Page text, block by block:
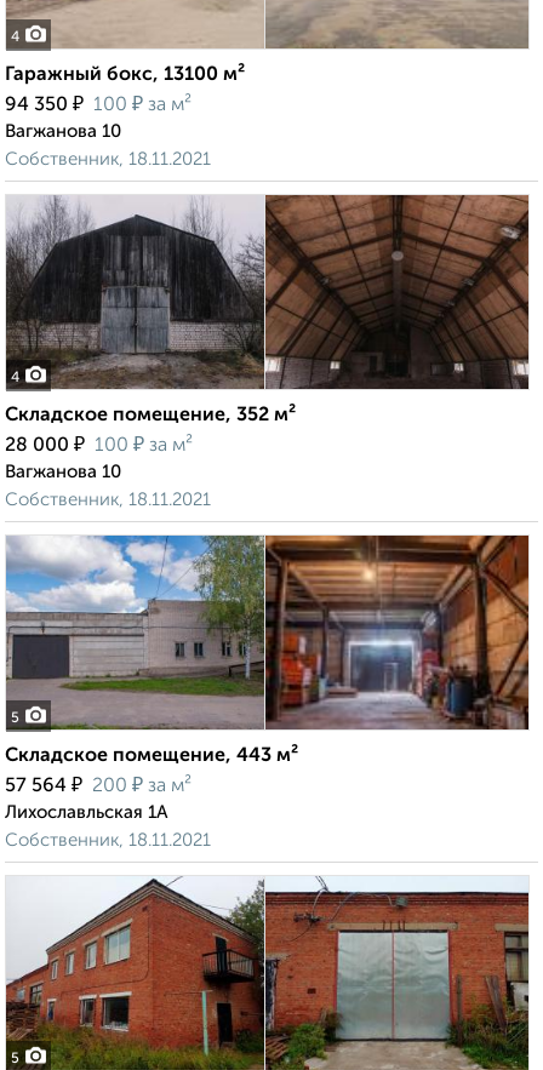
4
Гаражный бокс, 13100 м²
94 350 ₽ 100 ₽ за м²
Вагжанова 10
Собственник, 18.11.2021
4
Складское помещение, 352 м²
28 000 ₽ 100 ₽ за м²
Вагжанова 10
Собственник, 18.11.2021
5
Складское помещение, 443 м²
57 564 ₽ 200 ₽ за м²
Лихославльская 1А
Собственник, 18.11.2021
5